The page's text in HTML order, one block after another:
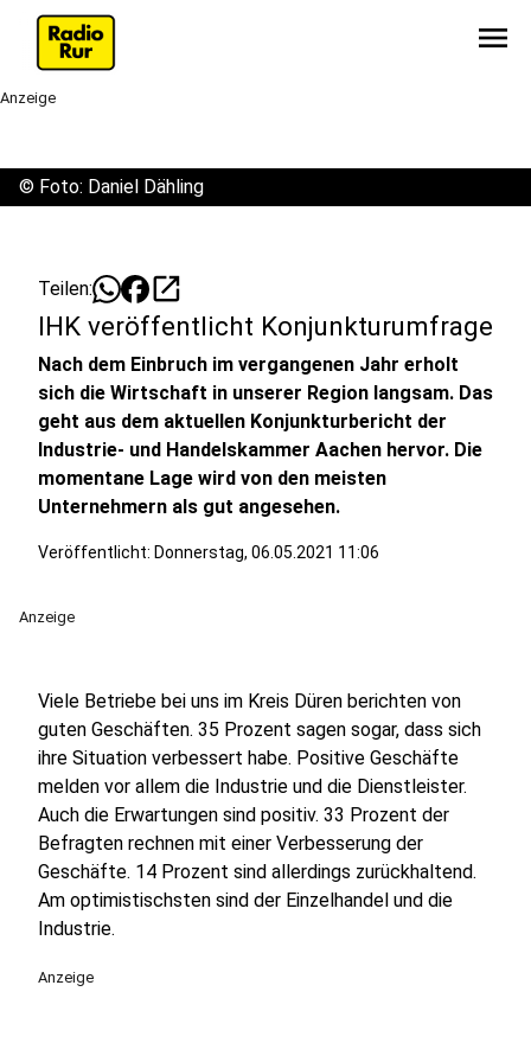
menu
Anzeige
© Foto: Daniel Dähling
Teilen: open_in_new
IHK veröffentlicht Konjunkturumfrage
Nach dem Einbruch im vergangenen Jahr erholt
sich die Wirtschaft in unserer Region langsam. Das
geht aus dem aktuellen Konjunkturbericht der
Industrie- und Handelskammer Aachen hervor. Die
momentane Lage wird von den meisten
Unternehmern als gut angesehen.
Veröffentlicht: Donnerstag, 06.05.2021 11:06
Anzeige
Viele Betriebe bei uns im Kreis Düren berichten von
guten Geschäften. 35 Prozent sagen sogar, dass sich
ihre Situation verbessert habe. Positive Geschäfte
melden vor allem die Industrie und die Dienstleister.
Auch die Erwartungen sind positiv. 33 Prozent der
Befragten rechnen mit einer Verbesserung der
Geschäfte. 14 Prozent sind allerdings zurückhaltend.
Am optimistischsten sind der Einzelhandel und die
Industrie.
Anzeige